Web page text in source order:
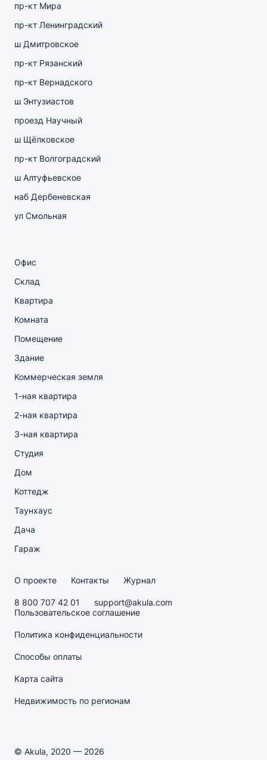
пр-кт Мира
пр-кт Ленинградский
ш Дмитровское
пр-кт Рязанский
пр-кт Вернадского
ш Энтузиастов
проезд Научный
ш Щёлковское
пр-кт Волгоградский
ш Алтуфьевское
наб Дербеневская
ул Смольная
Офис
Склад
Квартира
Комната
Помещение
Здание
Коммерческая земля
1-ная квартира
2-ная квартира
3-ная квартира
Студия
Дом
Коттедж
Таунхаус
Дача
Гараж
О проекте Контакты Журнал
8 800 707 42 01
support@akula.com
Пользовательское соглашение
Политика конфиденциальности
Способы оплаты
Карта сайта
Недвижимость по регионам
© Akula, 2020 — 2026